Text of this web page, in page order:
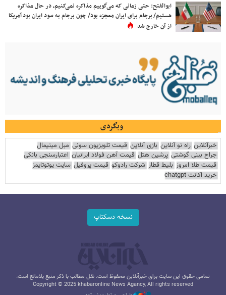
ابوالفتح: حتی زمانی که می‌گوییم مذاکره نمی‌کنیم، در حال مذاکره
هستیم/ برجام برای ایران معجزه بود/ چون برجام به سود ایران بود آمریکا
از آن خارج شد
وبگردی
خبرآنلاین راه نو آنلاین بازی آنلاین قیمت تلویزیون سونی مبل مینیمال
جراح بینی گوشتی پرشین هتل قیمت آهن فولاد ایرانیان اعتبارسنجی بانکی
قیمت طلا امروز بلیط قطار شرکت رادوکو قیمت پروفیل سایت یوتوتایمز
خرید اکانت chatgpt
نسخه دسکتاپ
تمامی حقوق این سایت برای خبرآنلاین محفوظ است. نقل مطالب با ذکر منبع بلامانع است.
Copyright © 2025 khabaronline News Agancy, All rights reserved